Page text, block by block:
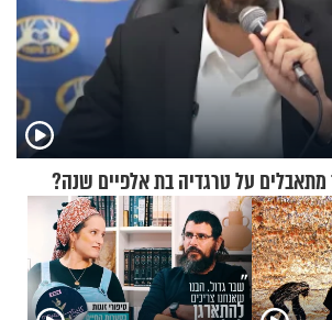
מתאבלים על טרגדיה בת אלפיים שנה?